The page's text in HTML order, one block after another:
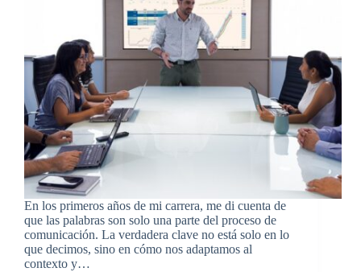
En los primeros años de mi carrera, me di cuenta de
que las palabras son solo una parte del proceso de
comunicación. La verdadera clave no está solo en lo
que decimos, sino en cómo nos adaptamos al
contexto y…